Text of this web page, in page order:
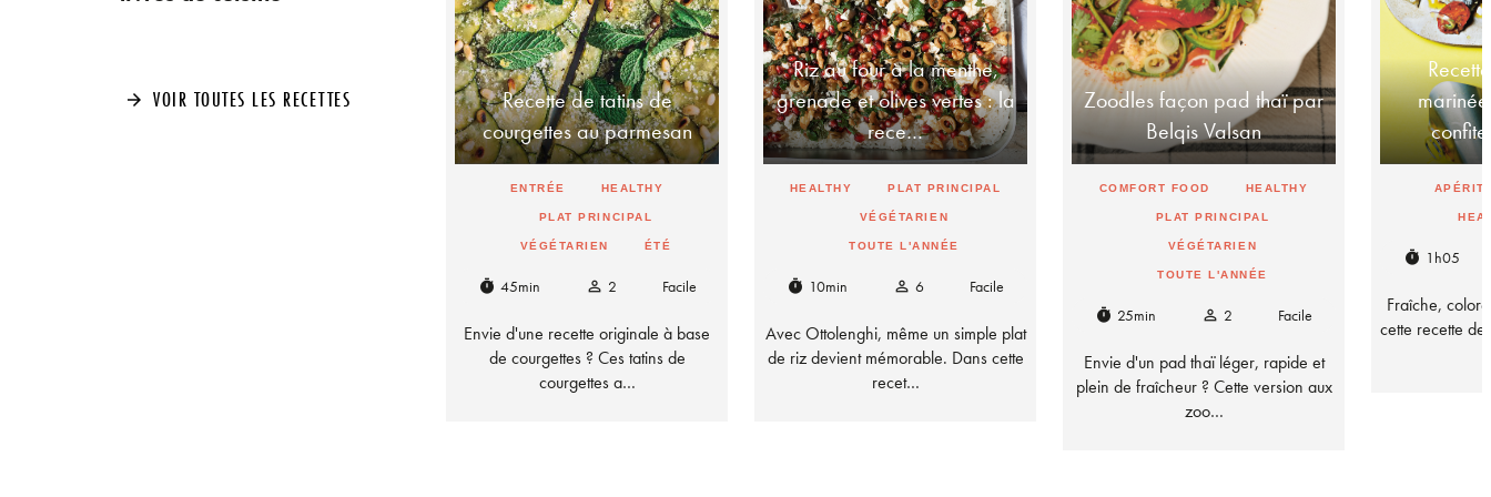
arrow_forward VOIR TOUTES LES RECETTES
Recette de tatins de
courgettes au parmesan
ENTRÉE HEALTHY
PLAT PRINCIPAL
VÉGÉTARIEN ÉTÉ
timer 45min person_outline 2 Facile
Envie d'une recette originale à base
de courgettes ? Ces tatins de
courgettes a…
Riz au four à la menthe,
grenade et olives vertes : la
rece…
HEALTHY PLAT PRINCIPAL
VÉGÉTARIEN
TOUTE L'ANNÉE
timer 10min person_outline 6 Facile
Avec Ottolenghi, même un simple plat
de riz devient mémorable. Dans cette
recet…
Zoodles façon pad thaï par
Belqis Valsan
COMFORT FOOD HEALTHY
PLAT PRINCIPAL
VÉGÉTARIEN
TOUTE L'ANNÉE
timer 25min person_outline 2 Facile
Envie d'un pad thaï léger, rapide et
plein de fraîcheur ? Cette version aux
zoo…
timer 1h05
Fraîche,
cette recette